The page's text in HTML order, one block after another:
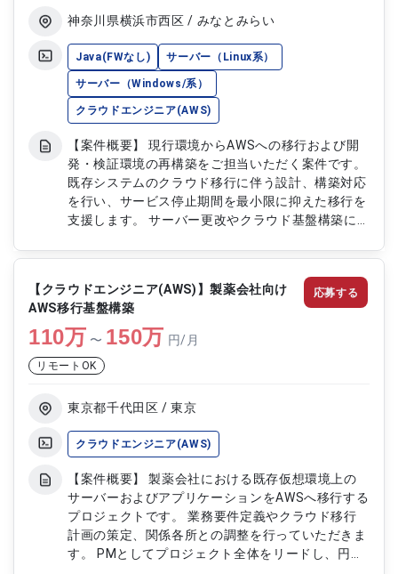
リ向けAPI基盤構築 ・インフラ運用および改善対応
神奈川県横浜市西区 / みなとみらい
Java(FWなし) サーバー（Linux系）
サーバー（Windows/系）
クラウドエンジニア(AWS)
【案件概要】 現行環境からAWSへの移行および開
発・検証環境の再構築をご担当いただく案件です。
既存システムのクラウド移行に伴う設計、構築対応
を行い、サービス停止期間を最小限に抑えた移行を
支援します。 サーバー更改やクラウド基盤構築に
タリングにも携わっていただきます。 AWS環境で
のインフラ設計・構築経験や移行プロジェクト経験
を活かせる案件です。 【作業内容】 ・現行環境か
らAWSへのクラウド移行対応 ・ドメイン、サービ
ス移行に関する設計および実施 ・開発環境、検証
環境の構築対応 ・サーバー更改およびAWS基盤構
築 ・ボトルネック解消に向けたリファクタリン
【クラウドエンジニア(AWS)】製薬会社向け
AWS移行基盤構築
110万 〜 150万 円/月
リモートOK
東京都千代田区 / 東京
クラウドエンジニア(AWS)
【案件概要】 製薬会社における既存仮想環境上の
サーバーおよびアプリケーションをAWSへ移行する
プロジェクトです。 業務要件定義やクラウド移行
計画の策定、関係各所との調整を行っていただきま
す。 PMとしてプロジェクト全体をリードし、円滑
応募する